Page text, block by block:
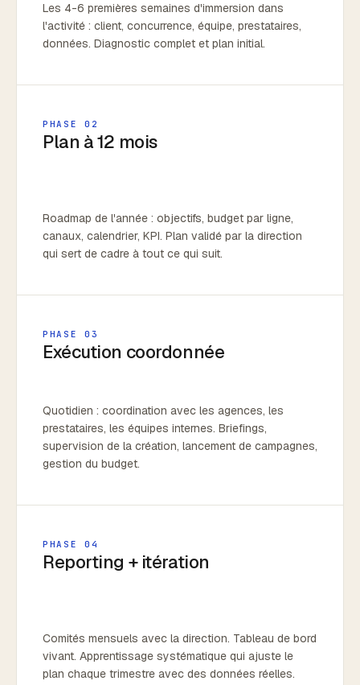
Les 4-6 premières semaines d'immersion dans
l'activité : client, concurrence, équipe, prestataires,
données. Diagnostic complet et plan initial.
PHASE 02
Plan à 12 mois
Roadmap de l'année : objectifs, budget par ligne,
canaux, calendrier, KPI. Plan validé par la direction
qui sert de cadre à tout ce qui suit.
PHASE 03
Exécution coordonnée
Quotidien : coordination avec les agences, les
prestataires, les équipes internes. Briefings,
supervision de la création, lancement de campagnes,
gestion du budget.
PHASE 04
Reporting + itération
Comités mensuels avec la direction. Tableau de bord
vivant. Apprentissage systématique qui ajuste le
plan chaque trimestre avec des données réelles.